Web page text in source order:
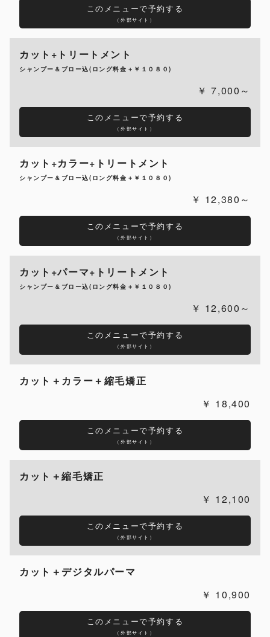
このメニューで予約する
（外部サイト）
カット+トリートメント
シャンプー＆ブロー込(ロング料金＋￥１０８０)
7,000～
このメニューで予約する
（外部サイト）
カット+カラー+トリートメント
シャンプー＆ブロー込(ロング料金＋￥１０８０)
12,380～
このメニューで予約する
（外部サイト）
カット+パーマ+トリートメント
シャンプー＆ブロー込(ロング料金＋￥１０８０)
12,600～
このメニューで予約する
（外部サイト）
カット＋カラー＋縮毛矯正
18,400
このメニューで予約する
（外部サイト）
カット＋縮毛矯正
12,100
このメニューで予約する
（外部サイト）
カット＋デジタルパーマ
10,900
このメニューで予約する
（外部サイト）